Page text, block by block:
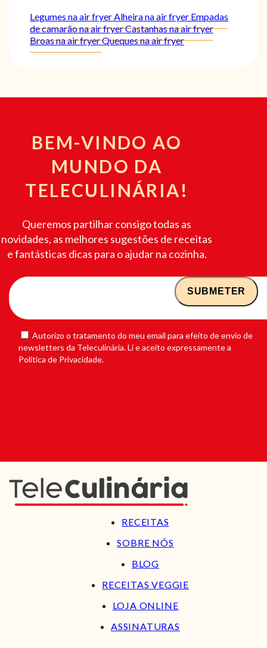
Legumes na air fryer Alheira na air fryer Empadas
de camarão na air fryerCastanhas na air fryer
Broas na air fryerQueques na air fryer
BEM-VINDO AO
MUNDO DA
TELECULINÁRIA!
Queremos partilhar consigo todas as
novidades, as melhores sugestões de receitas
e fantásticas dicas para o ajudar na cozinha.
Autorizo o tratamento do meu email para efeito de envio de
newsletters da Teleculinária. Li e aceito expressamente a
Política de Privacidade.
RECEITAS
SOBRE NÓS
BLOG
RECEITAS VEGGIE
LOJA ONLINE
ASSINATURAS